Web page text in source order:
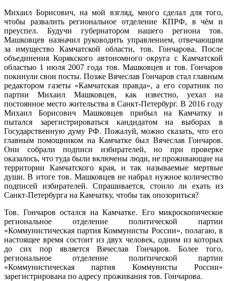
Михаил Борисович, на мой взгляд, много сделал для того,
чтобы развалить региональное отделение КПРФ, в чём и
преуспел. Будучи губернатором нашего региона тов.
Машковцев назначил руководить управлением, отвечающим
за имущество Камчатской области, тов. Гончарова. После
объединения Корякского автономного округа с Камчатской
областью 1 июля 2007 года тов. Машковцев и тов. Гончаров
покинули свои посты. Позже Вячеслав Гончаров стал главным
редактором газеты «Камчатская правда», а его соратник по
партии Михаил Машковцев, как известно, уехал на
постоянное место жительства в Санкт-Петербург. В 2016 году
Михаил Борисович Машковцев прибыл на Камчатку и
пытался зарегистрироваться кандидатом на выборах в
Государственную думу РФ. Пожалуй, можно сказать, что его
главным помощником на Камчатке был Вячеслав Гончаров.
Они собрали подписи избирателей, но при проверке
оказалось, что туда были включены люди, не проживающие на
территории Камчатского края, и так называемые мертвые
души. В итоге тов. Машковцев не набрал нужное количество
подписей избирателей. Спрашивается, стоило ли ехать из
Санкт-Петербурга на Камчатку, чтобы так опозориться?
Тов. Гончаров остался на Камчатке. Его микроскопическое
региональное отделение политической партии
«Коммунистическая партия Коммунисты России», полагаю, в
настоящее время состоит из двух человек, одним из которых
до сих пор является Вячеслав Гончаров. Более того,
региональное отделение политической партии
«Коммунистическая партия Коммунисты России»
зарегистрирована по адресу проживания тов. Гончарова.